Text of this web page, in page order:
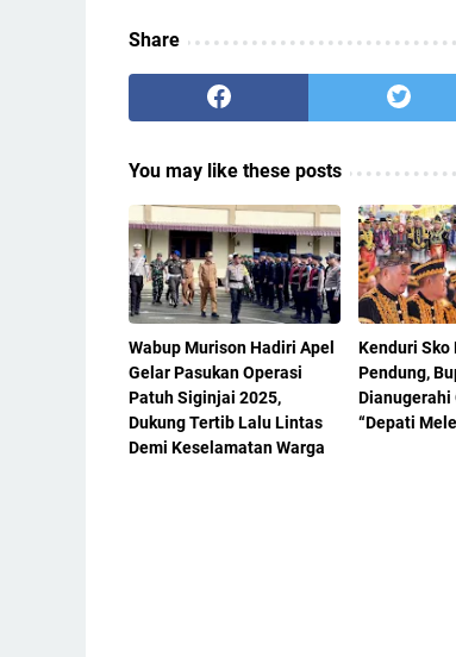
Share
You may like these posts
Wabup Murison Hadiri Apel
Gelar Pasukan Operasi
Patuh Siginjai 2025,
Dukung Tertib Lalu Lintas
Demi Keselamatan Warga
Kenduri Sko
Pendung,
Dianugerahi
“Depati